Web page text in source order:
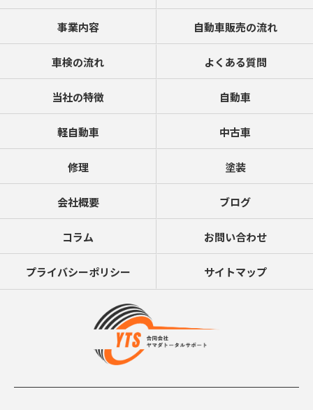
事業内容 自動車販売の流れ
車検の流れ よくある質問
当社の特徴 自動車
軽自動車 中古車
修理 塗装
会社概要 ブログ
コラム お問い合わせ
プライバシーポリシー サイトマップ